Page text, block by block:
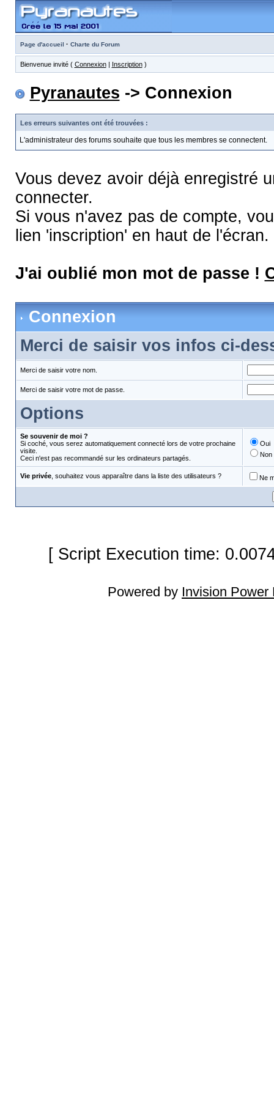
Page d'accueil · Charte du Forum
Bienvenue invité ( Connexion| Inscription)
Pyranautes -> Connexion
Les erreurs suivantes ont été trouvées :
L'administrateur des forums souhaite que tous les membres se connectent.
Vous devez avoir déjà enregistré
connecter.
Si vous n'avez pas de compte,
lien 'inscription' en haut de l'écran.
J'ai oublié mon mot de passe !
Connexion
Merci de saisir vos infos ci-
Merci de saisir votre nom.
Merci de saisir votre mot de passe.
Options
Se souvenir de moi ?
Si coché, vous serez automatiquement connecté lors de votre prochaine
visite.
Ceci n'est pas recommandé sur les ordinateurs partagés.
Oui
Non
Vie privée, souhaitez vous apparaître dans la liste des utilisateurs ? Ne
[ Script Execution time:
Powered by Invision Power